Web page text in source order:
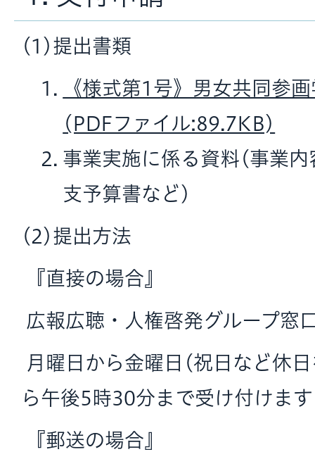
(1)提出書類
《様式第1号》男女共同参
(PDFファイル:89.7KB)
事業実施に係る資料(事業
支予算書など)
(2)提出方法
『直接の場合』
広報広聴・人権啓発グループ窓
月曜日から金曜日(祝日など休
ら午後5時30分まで受け付けます
『郵送の場合』